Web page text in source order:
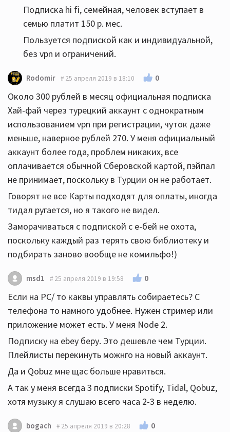
Подписка hi fi, семейная, человек вступает в
семью платит 150 р. мес.
Пользуется подпиской как и индивидуальной,
без vpn и ограничений.
Rodomir 25 апреля 2019 в 18:10 0
Около 300 рублей в месяц официальная подписка
Хай-фай через турецкий аккаунт с однократным
использованием vpn при регистрации, чуток даже
меньше, наверное рублей 270. У меня официальный
аккаунт более года, проблем никаких, все
оплачивается обычной Сберовской картой, пэйпал
не принимает, поскольку в Турции он не работает.
Говорят не все Карты подходят для оплаты, иногда
тидал ругается, но я такого не видел.
Заморачиваться с подпиской с е-бей не охота,
поскольку каждый раз терять свою библиотеку и
подбирать заново вообще не комильфо!)
msd1 25 апреля 2019 в 19:58 0
Если на PC/ то каквы управлять собираетесь? С
телефона то намного удобнее. Нужен стример или
приложение может есть. У меня Node 2.
Подписку на ebey беру. Это дешевле чем Турции.
Плейлисты перекинуть можнго на новый аккаунт.
Да и Qobuz мне щас больше нравиться.
А так у меня всегда 3 подписки Spotify, Tidal, Qobuz,
хотя музыку я слушаю всего часа 2-3 в неделю.
bogach 25 апреля 2019 в 20:28 0